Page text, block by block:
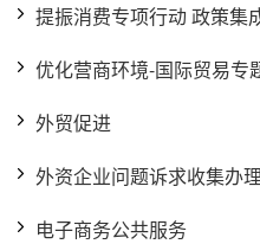
提振消费专项行动 政策集
优化营商环境-国际贸易专
外贸促进
外资企业问题诉求收集办理
电子商务公共服务